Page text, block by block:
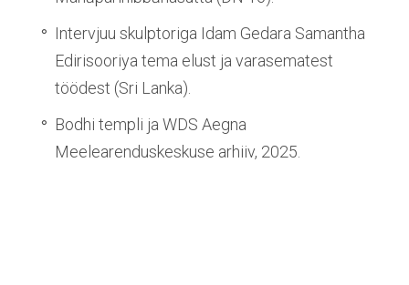
Intervjuu skulptoriga Idam Gedara Samantha
Edirisooriya tema elust ja varasematest
töödest (Sri Lanka).
Bodhi templi ja WDS Aegna
Meelearenduskeskuse arhiiv, 2025.